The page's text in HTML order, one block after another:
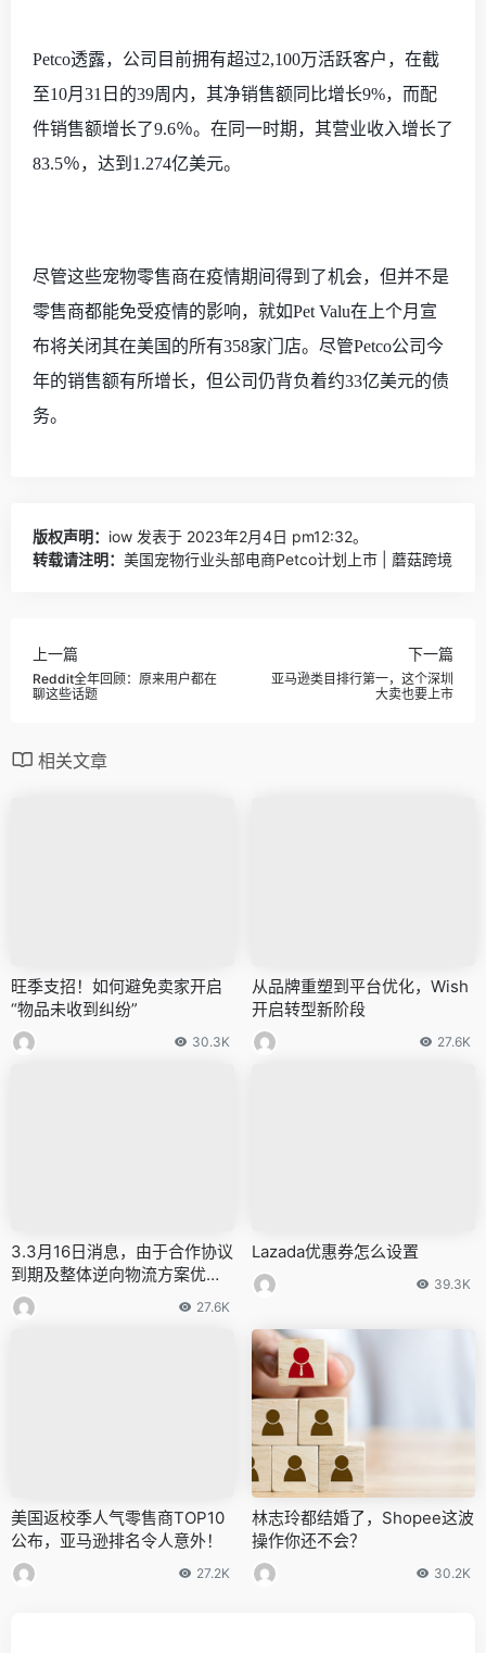
Petco透露，公司目前拥有超过2,100万活跃客户，在截
至10月31日的39周内，其净销售额同比增长9%，而配
件销售额增长了9.6％。在同一时期，其营业收入增长了
83.5％，达到1.274亿美元。
尽管这些宠物零售商在疫情期间得到了机会，但并不是
零售商都能免受疫情的影响，就如Pet Valu在上个月宣
布将关闭其在美国的所有358家门店。尽管Petco公司今
年的销售额有所增长，但公司仍背负着约33亿美元的债
务。
版权声明： iow 发表于 2023年2月4日 pm12:32。
转载请注明： 美国宠物行业头部电商Petco计划上市 | 蘑菇跨境
上一篇
Reddit全年回顾：原来用户都在
聊这些话题
下一篇
亚马逊类目排行第一，这个深圳
大卖也要上市
相关文章
旺季支招！如何避免卖家开启
“物品未收到纠纷”
30.3K
从品牌重塑到平台优化，Wish
开启转型新阶段
27.6K
3.3月16日消息，由于合作协议
到期及整体逆向物流方案优化
提升，Lazada将对退货增值服
务中“无忧宝”方案进行升级迭
27.6K
Lazada优惠券怎么设置
39.3K
美国返校季人气零售商TOP10
公布，亚马逊排名令人意外！
27.2K
林志玲都结婚了，Shopee这波
操作你还不会？
30.2K